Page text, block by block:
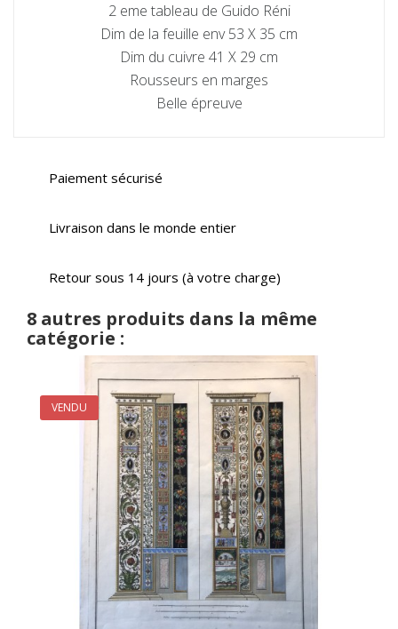
2 eme tableau de Guido Réni
Dim de la feuille env 53 X 35 cm
Dim du cuivre 41 X 29 cm
Rousseurs en marges
Belle épreuve
Paiement sécurisé
Livraison dans le monde entier
Retour sous 14 jours (à votre charge)
8 autres produits dans la même
catégorie :
VENDU